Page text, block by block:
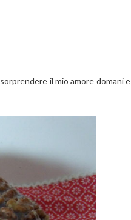
il mio amore domani e